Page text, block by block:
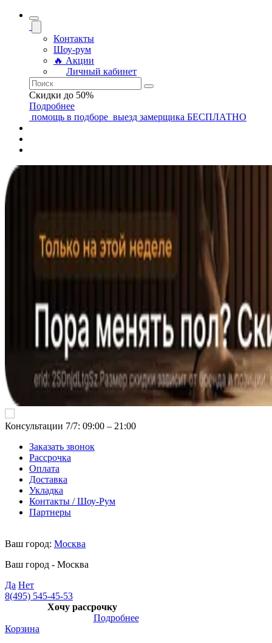
Контакты
Шоу-рум
🔥 Акции
Личный кабинет
Скидки до 50%
Подробнее
помощь в подборе выезд замерщика БЕСПЛАТНО
Консультации 7/7: 09:00 ‒ 21:00
Заказать звонок
Рассрочка
Оплата
Доставка
Укладка
Контакты / Шоу-Рум
Партнеры
Ваш город: Москва
Ваш город - Москва
Да Нет
8(495) 545-45-53
Хочу рассрочку
Подробнее
Корзина